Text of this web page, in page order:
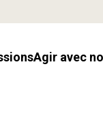
Agir avec